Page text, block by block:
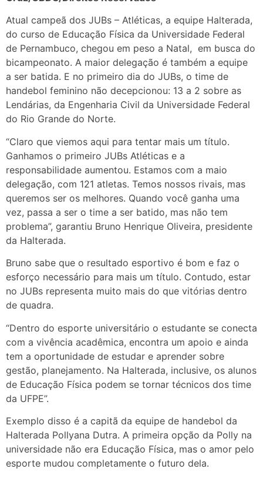
Atual campeã dos JUBs – Atléticas, a equipe Halterada,
do curso de Educação Física da Universidade Federal
de Pernambuco, chegou em peso a Natal, em busca do
bicampeonato. A maior delegação é também a equipe
a ser batida. E no primeiro dia do JUBs, o time de
handebol feminino não decepcionou: 13 a 2 sobre as
Lendárias, da Engenharia Civil da Universidade Federal
do Rio Grande do Norte.
“Claro que viemos aqui para tentar mais um título.
Ganhamos o primeiro JUBs Atléticas e a
responsabilidade aumentou. Estamos com a maio
delegação, com 121 atletas. Temos nossos rivais, mas
queremos ser os melhores. Quando você ganha uma
vez, passa a ser o time a ser batido, mas não tem
problema”, garantiu Bruno Henrique Oliveira, presidente
da Halterada.
Bruno sabe que o resultado esportivo é bom e faz o
esforço necessário para mais um título. Contudo, estar
no JUBs representa muito mais do que vitórias dentro
de quadra.
“Dentro do esporte universitário o estudante se conecta
com a vivência acadêmica, encontra um apoio e ainda
tem a oportunidade de estudar e aprender sobre
gestão, planejamento. Na Halterada, inclusive, os alunos
de Educação Física podem se tornar técnicos dos time
da UFPE”.
Exemplo disso é a capitã da equipe de handebol da
Halterada Pollyana Dutra. A primeira opção da Polly na
universidade não era Educação Física, mas o amor pelo
esporte mudou completamente o futuro dela.